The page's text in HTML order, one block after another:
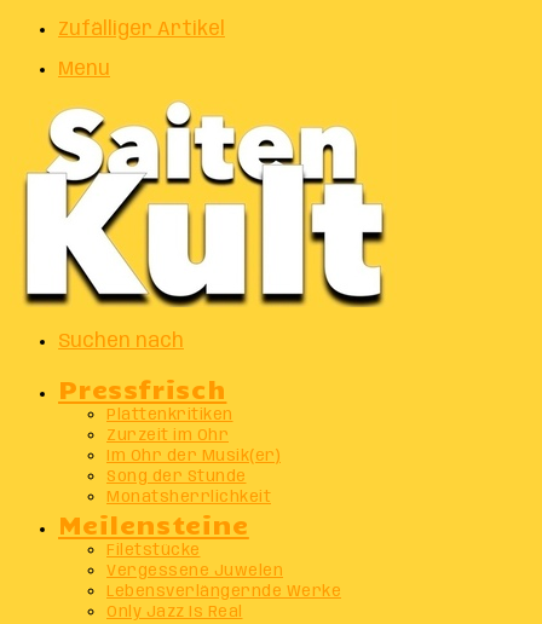
Zufälliger Artikel
Menu
Suchen nach
Pressfrisch
Plattenkritiken
Zurzeit im Ohr
Im Ohr der Musik(er)
Song der Stunde
Monatsherrlichkeit
Meilensteine
Filetstücke
Vergessene Juwelen
Lebensverlängernde Werke
Only Jazz Is Real